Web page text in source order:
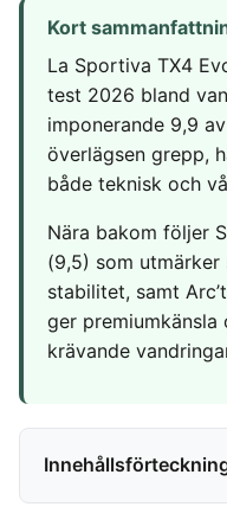
SÄKERHET &
ÖVERVAKNING
Hemlarm
Övervakningssystem
Liten bluetooth högtalare
On ear hörlurar
Partyhögtalare
Soundbar
Subwoofer
MOBIL & TILLBEHÖR
Mobiltelefon
Satellittelefon
MASSAGE &
Massagepistol
Massagestol
Kort
La Sportiva TX4
test 2026 bland
imponerande 9,9
överlägsen grepp,
både teknisk och
Nära bakom följer
(9,5) som
stabilitet, samt
ger
krävande